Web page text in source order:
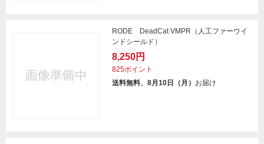
RODE DeadCat VMPR（人工ファーウイ
ンドシールド）
8,250円
825ポイント
送料無料、8月10日（月） お届け